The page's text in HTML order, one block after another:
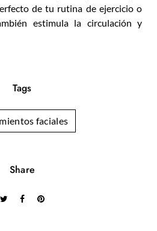
de tu rutina de ejercicio o
estimula la circulación y
Tags
faciales
Share